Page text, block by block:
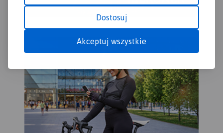
Dostosuj
Akceptuj wszystkie